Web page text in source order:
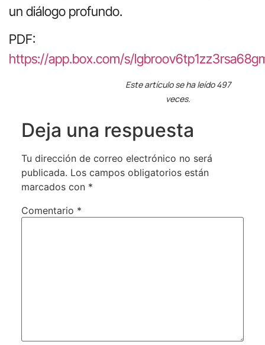
un diálogo profundo.
PDF:
https://app.box.com/s/
Este artículo se ha leído 497
veces.
Deja una respuesta
Tu dirección de correo electrónico no será
publicada. Los campos obligatorios están
marcados con *
Comentario *